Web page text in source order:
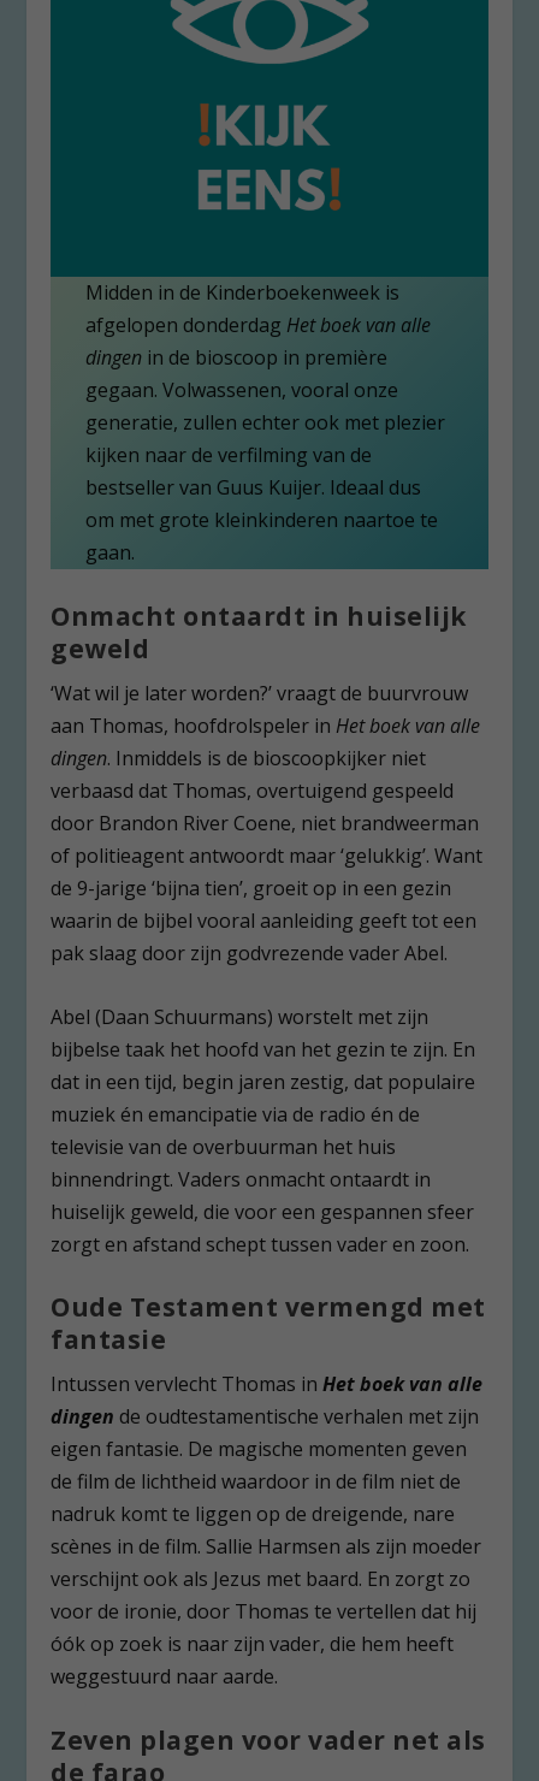
Midden in de Kinderboekenweek is
afgelopen donderdag Het boek van alle
dingen in de bioscoop in première
gegaan. Volwassenen, vooral onze
generatie, zullen echter ook met plezier
kijken naar de verfilming van de
bestseller van Guus Kuijer. Ideaal dus
om met grote kleinkinderen naartoe te
gaan.
Onmacht ontaardt in huiselijk
geweld
‘Wat wil je later worden?’ vraagt de buurvrouw
aan Thomas, hoofdrolspeler in Het boek van alle
dingen. Inmiddels is de bioscoopkijker niet
verbaasd dat Thomas, overtuigend gespeeld
door Brandon River Coene, niet brandweerman
of politieagent antwoordt maar ‘gelukkig’. Want
de 9-jarige ‘bijna tien’, groeit op in een gezin
waarin de bijbel vooral aanleiding geeft tot een
pak slaag door zijn godvrezende vader Abel.
Abel (Daan Schuurmans) worstelt met zijn
bijbelse taak het hoofd van het gezin te zijn. En
dat in een tijd, begin jaren zestig, dat populaire
muziek én emancipatie via de radio én de
televisie van de overbuurman het huis
binnendringt. Vaders onmacht ontaardt in
huiselijk geweld, die voor een gespannen sfeer
zorgt en afstand schept tussen vader en zoon.
Oude Testament vermengd met
fantasie
Intussen vervlecht Thomas inHet boek van alle
dingen de oudtestamentische verhalen met zijn
eigen fantasie. De magische momenten geven
de film de lichtheid waardoor in de film niet de
nadruk komt te liggen op de dreigende, nare
scènes in de film. Sallie Harmsen als zijn moeder
verschijnt ook als Jezus met baard. En zorgt zo
voor de ironie, door Thomas te vertellen dat hij
óók op zoek is naar zijn vader, die hem heeft
weggestuurd naar aarde.
Zeven plagen voor vader net als
de farao